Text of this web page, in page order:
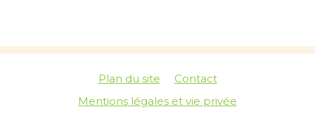
Plan du site
Contact
Mentions légales et vie privée